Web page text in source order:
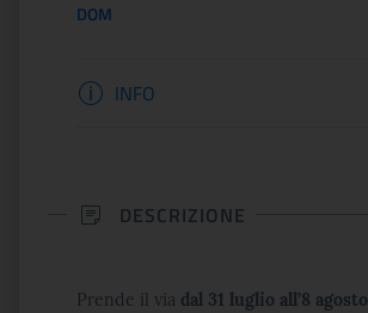
DOM
Informazioni apertura
INFO
DESCRIZIONE
Prende il via dal 31 luglio all’8 agosto